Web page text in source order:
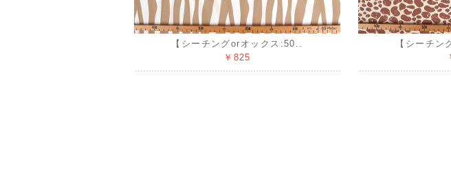
【シーチングorオックス:50..
￥825
【シーチ